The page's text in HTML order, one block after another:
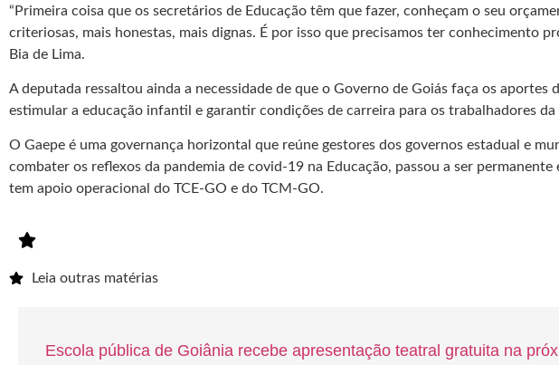
“Primeira coisa que os secretários de Educação têm que fazer, conheçam o seu
criteriosas, mais honestas, mais dignas. É por isso que precisamos ter conhecimento
Bia de Lima.
A deputada ressaltou ainda a necessidade de que o Governo de Goiás faça os
estimular a educação infantil e garantir condições de carreira para os trabalhadores
O Gaepe é uma governança horizontal que reúne gestores dos governos estadual e
combater os reflexos da pandemia de covid-19 na Educação, passou a ser
tem apoio operacional do TCE-GO e do TCM-GO.
Leia outras matérias
Escola pública de Goiânia recebe apresentação teatral gratuita na